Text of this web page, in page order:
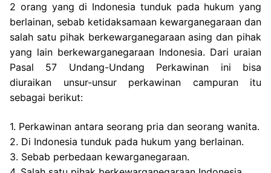
2 orang yang di Indonesia tunduk pada hukum yang
berlainan, sebab ketidaksamaan kewarganegaraan dan
salah satu pihak berkewarganegaraan asing dan pihak
yang lain berkewarganegaraan Indonesia. Dari uraian
Pasal 57 Undang-Undang Perkawinan ini bisa
diuraikan unsur-unsur perkawinan campuran itu
sebagai berikut:
1. Perkawinan antara seorang pria dan seorang wanita.
2. Di Indonesia tunduk pada hukum yang berlainan.
3. Sebab perbedaan kewarganegaraan.